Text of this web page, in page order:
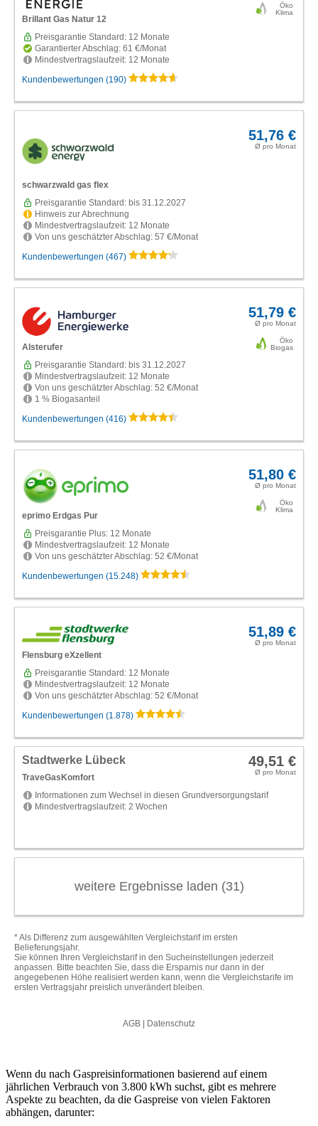
Wenn du nach Gaspreisinformationen basierend auf einem
jährlichen Verbrauch von 3.800 kWh suchst, gibt es mehrere
Aspekte zu beachten, da die Gaspreise von vielen Faktoren
abhängen, darunter: